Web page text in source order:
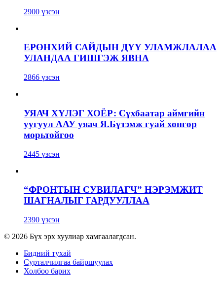
2900 үзсэн
ЕРӨНХИЙ САЙДЫН ДҮҮ УЛАМЖЛАЛАА
УЛАНДАА ГИШГЭЖ ЯВНА
2866 үзсэн
УЯАЧ ХҮЛЭГ ХОЁР: Сүхбаатар аймгийн
уугуул ААУ уяач Я.Бүтэмж гуай хонгор
морьтойгоо
2445 үзсэн
“ФРОНТЫН СУВИЛАГЧ” НЭРЭМЖИТ
ШАГНАЛЫГ ГАРДУУЛЛАА
2390 үзсэн
© 2026 Бүх эрх хуулиар хамгаалагдсан.
Бидний тухай
Сурталчилгаа байршуулах
Холбоо барих